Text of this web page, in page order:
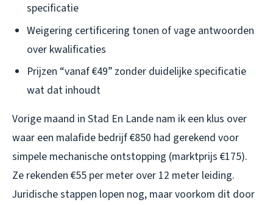
specificatie
Weigering certificering tonen of vage antwoorden
over kwalificaties
Prijzen “vanaf €49” zonder duidelijke specificatie
wat dat inhoudt
Vorige maand in Stad En Lande nam ik een klus over
waar een malafide bedrijf €850 had gerekend voor
simpele mechanische ontstopping (marktprijs €175).
Ze rekenden €55 per meter over 12 meter leiding.
Juridische stappen lopen nog, maar voorkom dit door